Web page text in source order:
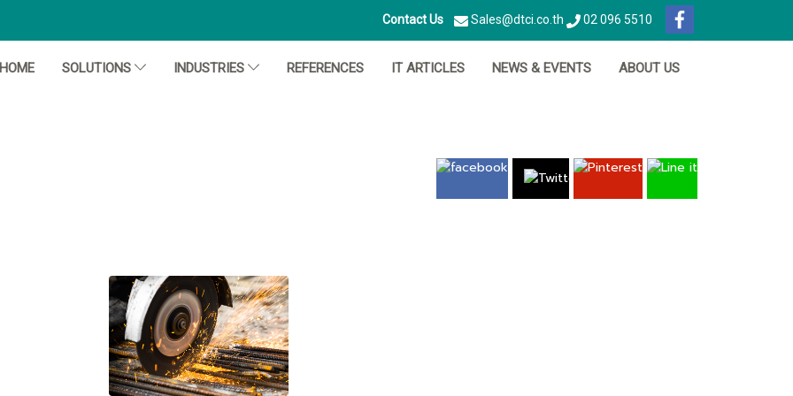
Contact Us Sales@dtci.co.th 02 096 5510
SOLUTIONS INDUSTRIES REFERENCES IT ARTICLES NEWS & EVENTS ABOUT US